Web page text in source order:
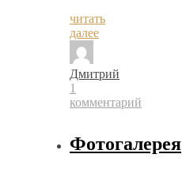
читать
далее
Дмитрий
1
комментарий
Фотогалерея